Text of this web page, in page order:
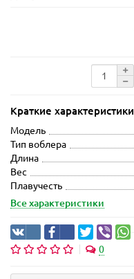
Краткие характеристики
Модель
Тип воблера
Длина
Вес
Плавучесть
Все характеристики
0